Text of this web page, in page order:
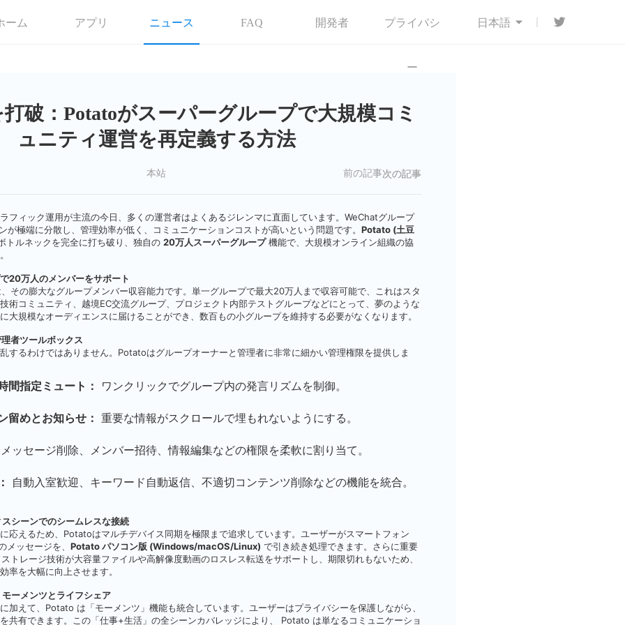
ーム アプリ ニュース FAQ 開発者 プライバシ
ー
日本語 
破：Potatoがスーパーグループで大規模コミ
ュニティ運営を再定義する方法
本站 前の記事次の記事
フィック運用が主流の今日、多くの運営者はよくあるジレンマに直面しています。WeChatグループ
が極端に分散し、管理効率が低く、コミュニケーションコストが高いという問題です。 Potato (土豆
トルネックを完全に打ち破り、独自の 20万人スーパーグループ機能で、大規模オンライン組織の協
20万人のメンバーをサポート
その膨大なグループメンバー収容能力です。単一グループで最大20万人まで収容可能で、これはスタ
術コミュニティ、越境EC交流グループ、プロジェクト内部テストグループなどにとって、夢のような
大規模なオーディエンスに届けることができ、数百もの小グループを維持する必要がなくなります。
者ツールボックス
するわけではありません。Potatoはグループオーナーと管理者に非常に細かい管理権限を提供しま
間指定ミュート： ワンクリックでグループ内の発言リズムを制御。
留めとお知らせ： 重要な情報がスクロールで埋もれないようにする。
ッセージ削除、メンバー招待、情報編集などの権限を柔軟に割り当て。
自動入室歓迎、キーワード自動返信、不適切コンテンツ削除などの機能を統合。
シーンでのシームレスな接続
応えるため、Potatoはマルチデバイス同期を極限まで追求しています。ユーザーがスマートフォン
ッセージを、 Potato パソコン版 (Windows/macOS/Linux) で引き続き処理できます。さらに重要
トレージ技術が大容量ファイルや高解像度動画のロスレス転送をサポートし、期限切れもないため、
率を大幅に向上させます。
ーメンツとライフシェア
加えて、 Potato は「モーメンツ」機能も統合しています。ユーザーはプライバシーを保護しながら、
共有できます。この「仕事+生活」の全シーンカバレッジにより、 Potato は単なるコミュニケーショ